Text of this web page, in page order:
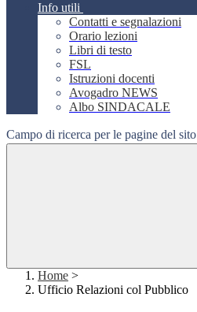
Info utili
Contatti e segnalazioni
Orario lezioni
Libri di testo
FSL
Istruzioni docenti
Avogadro NEWS
Albo SINDACALE
Campo di ricerca per le pagine del sito
Home >
Ufficio Relazioni col Pubblico